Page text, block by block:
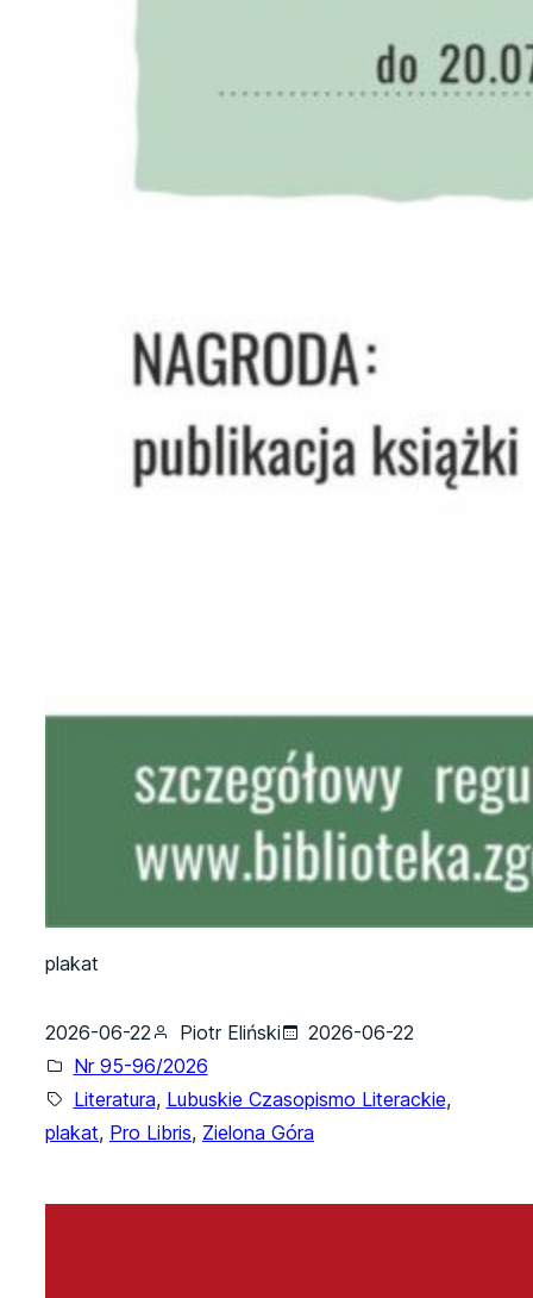
plakat
2026-06-22 Piotr Eliński
2026-06-22
Nr 95-96/2026
Literatura, Lubuskie Czasopismo Literackie,
plakat, Pro Libris, Zielona Góra